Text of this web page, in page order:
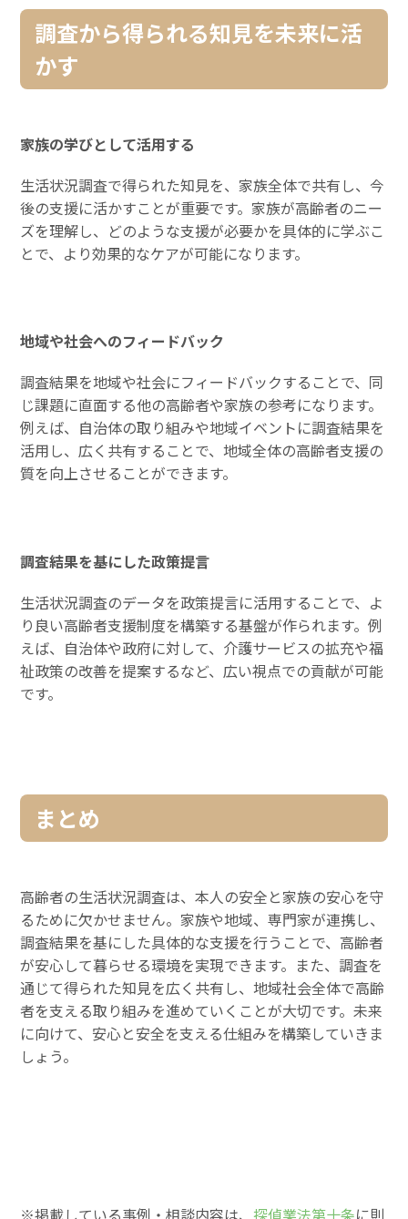
調査から得られる知見を未来に活
かす
家族の学びとして活用する
生活状況調査で得られた知見を、家族全体で共有し、今
後の支援に活かすことが重要です。家族が高齢者のニー
ズを理解し、どのような支援が必要かを具体的に学ぶこ
とで、より効果的なケアが可能になります。
地域や社会へのフィードバック
調査結果を地域や社会にフィードバックすることで、同
じ課題に直面する他の高齢者や家族の参考になります。
例えば、自治体の取り組みや地域イベントに調査結果を
活用し、広く共有することで、地域全体の高齢者支援の
質を向上させることができます。
調査結果を基にした政策提言
生活状況調査のデータを政策提言に活用することで、よ
り良い高齢者支援制度を構築する基盤が作られます。例
えば、自治体や政府に対して、介護サービスの拡充や福
祉政策の改善を提案するなど、広い視点での貢献が可能
です。
まとめ
高齢者の生活状況調査は、本人の安全と家族の安心を守
るために欠かせません。家族や地域、専門家が連携し、
調査結果を基にした具体的な支援を行うことで、高齢者
が安心して暮らせる環境を実現できます。また、調査を
通じて得られた知見を広く共有し、地域社会全体で高齢
者を支える取り組みを進めていくことが大切です。未来
に向けて、安心と安全を支える仕組みを構築していきま
しょう。
※掲載している事例・相談内容は、探偵業法第十条に則